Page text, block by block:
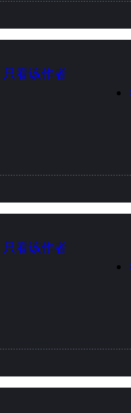
只看该作者
只看该作者